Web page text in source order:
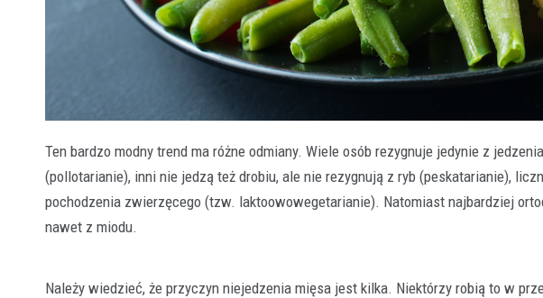
Ten bardzo modny trend ma różne odmiany. Wiele osób rezygnuje jedynie z
(pollotarianie), inni nie jedzą też drobiu, ale nie rezygnują z ryb (peskatarianie),
pochodzenia zwierzęcego (tzw. laktoowowegetarianie). Natomiast najbardziej
nawet z miodu.
Należy wiedzieć, że przyczyn niejedzenia mięsa jest kilka. Niektórzy robią to w